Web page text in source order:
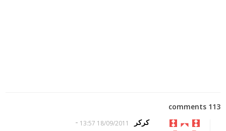
113 comments
كركر
18/09/2011 13:57
-